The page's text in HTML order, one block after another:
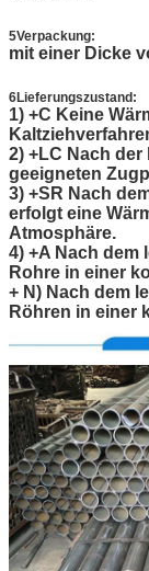
5Verpackung:
mit einer Dicke
6Lieferungszustand:
1) +C Keine
2) +LC Nach
geeigneten
3) +SR Nach
erfolgt eine
Atmosphäre.
4) +A Nach dem
Rohre in einer
+ N) Nach dem
Röhren in einer